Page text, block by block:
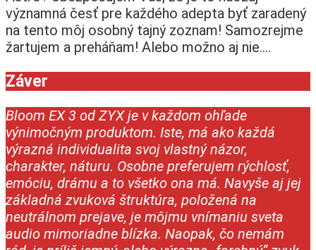
významná česť pre každého adepta byť zaradený
na tento môj osobný tajný zoznam! Samozrejme
žartujem a preháňam! Alebo možno aj nie….
Záver
Bloom EX 3 od ZYX je v každom ohľade
výnimočným produktom. Iste, má ako každá
výrazná individualita svoj vlastný názor,
charakter, náturu. Osobne preferujem rýchlosť,
emóciu, drámu a to všetko ona má. Navyše aj jej
základná zvuková štruktúra, položená na
neutrálnom prejave, je môjmu vnímaniu sveta
audio mimoriadne blízka. Naopak, čo nemám